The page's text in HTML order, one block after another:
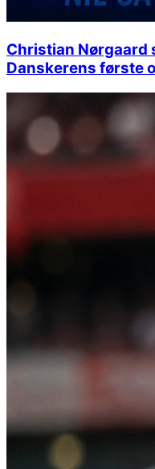
Christian Nørgaard
Danskerens første